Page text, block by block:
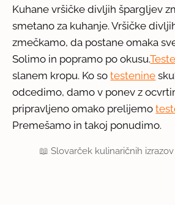
Kuhane vršičke divljih špargljev
smetano za kuhanje. Vršičke
zmečkamo, da postane omaka
Solimo in popramo po okusu.
slanem kropu. Ko sotestenine
odcedimo, damo v ponev z
pripravljeno omako prelijemo
Premešamo in takoj ponudimo.
📖Slovarček kulinaričnih izrazov